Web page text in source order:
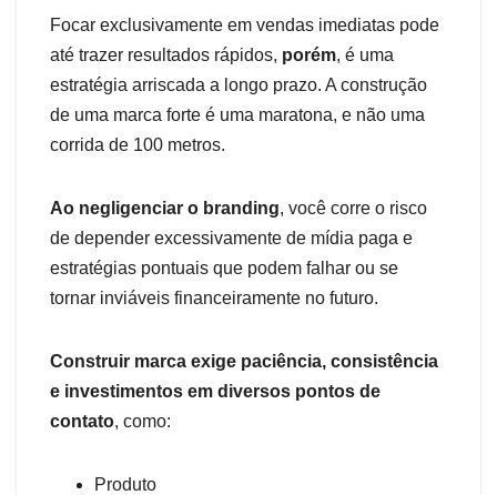
Focar exclusivamente em vendas imediatas pode
até trazer resultados rápidos, porém, é uma
estratégia arriscada a longo prazo. A construção
de uma marca forte é uma maratona, e não uma
corrida de 100 metros.
Ao negligenciar o branding, você corre o risco
de depender excessivamente de mídia paga e
estratégias pontuais que podem falhar ou se
tornar inviáveis financeiramente no futuro.
Construir marca exige paciência, consistência
e investimentos em diversos pontos de
contato, como:
Produto